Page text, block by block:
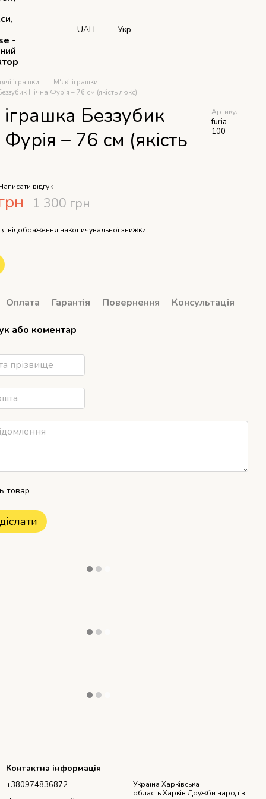
-
UAH Укр
іграшки
М'які іграшки
Нічна Фурія – 76 см (якість люкс)
Беззубик
– 76 см (якість
Артикул
furia
100
відгук
1 300 грн
відображення накопичувальної знижки
Оплата Гарантія Повернення Консультація
або коментар
товар
Контактна інформація
+380974836872
Україна Харківська
область Харків Дружби народів